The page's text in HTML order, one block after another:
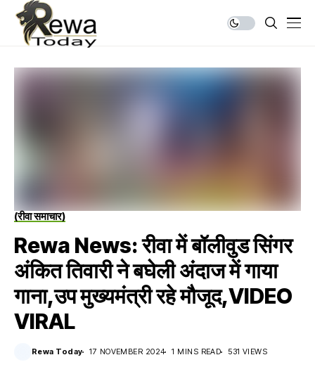
(रीवा समाचार)
Rewa News: रीवा में बॉलीवुड सिंगर
अंकित तिवारी ने बघेली अंदाज में गाया
गाना,उप मुख्यमंत्री रहे मौजूद,VIDEO
VIRAL
Rewa Today 17 NOVEMBER 2024 1 MINS READ 531 VIEWS